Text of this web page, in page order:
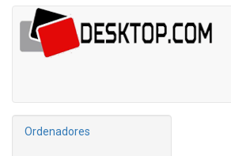
Ordenadores